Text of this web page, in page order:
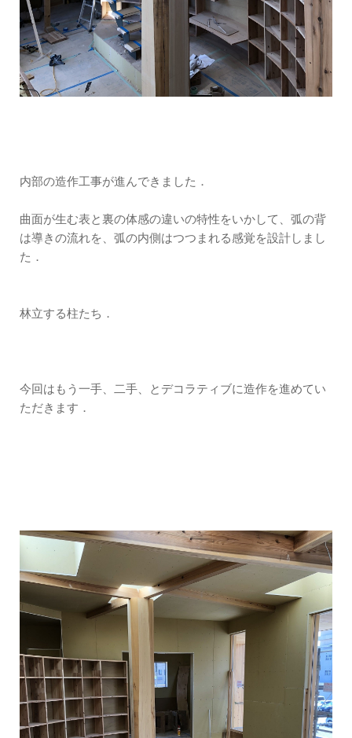
内部の造作工事が進んできました．
曲面が生む表と裏の体感の違いの特性をいかして、弧の背
は導きの流れを、弧の内側はつつまれる感覚を設計しまし
た．
林立する柱たち．
今回はもう一手、二手、とデコラティブに造作を進めてい
ただきます．